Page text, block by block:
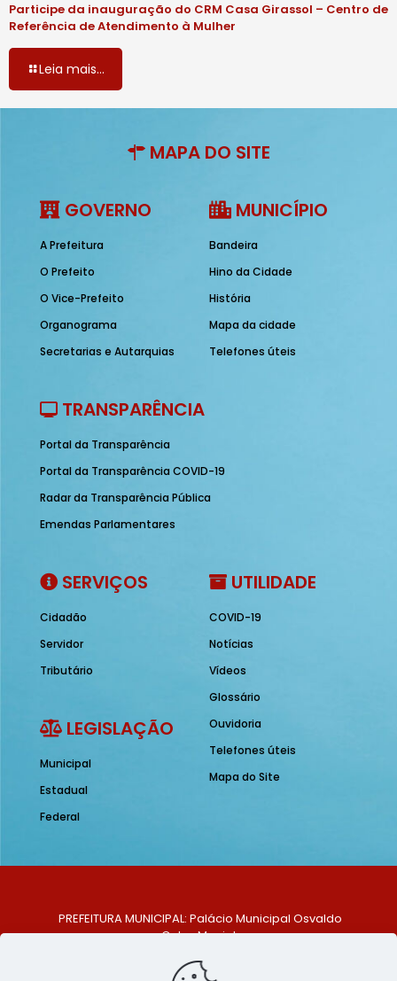
Participe da inauguração do CRM Casa Girassol – Centro de
Referência de Atendimento à Mulher
Leia mais...
MAPA DO SITE
GOVERNO
A Prefeitura
O Prefeito
O Vice-Prefeito
Organograma
Secretarias e Autarquias
MUNICÍPIO
Bandeira
Hino da Cidade
História
Mapa da cidade
Telefones úteis
TRANSPARÊNCIA
Portal da Transparência
Portal da Transparência COVID-19
Radar da Transparência Pública
Emendas Parlamentares
SERVIÇOS
Cidadão
Servidor
Tributário
LEGISLAÇÃO
Municipal
Estadual
Federal
UTILIDADE
COVID-19
Notícias
Vídeos
Glossário
Ouvidoria
Telefones úteis
Mapa do Site
PREFEITURA MUNICIPAL: Palácio Municipal Osvaldo
Celso Maciel
Centro, São Bento do Una - PE. CEP: 553370-128